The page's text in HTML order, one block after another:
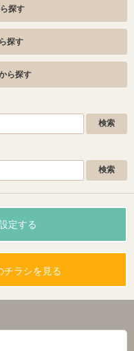
探す
探す
ら探す
定する
チラシを見る